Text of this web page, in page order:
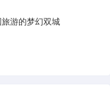
游的梦幻双城